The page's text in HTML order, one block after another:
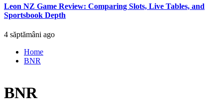
Leon NZ Game Review: Comparing Slots, Live Tables, and
Sportsbook Depth
4 săptămâni ago
Home
BNR
BNR